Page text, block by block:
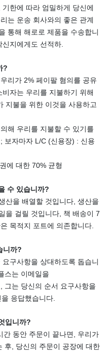
한에 따라 엄밀하게 당신에
는 운송 회사와의 좋은 관계
통해 해로로 제품을 수송합니
지에게도 선적하.
?
리가 2% 페이팔 혐의를 공유
자는 우리를 지불하기 위해
지불을 위한 이것을 사용하고
해 우리를 지불할 수 있기를
보자마자 L/C (신용장) : 신용
에 대한 70% 균형
수 있습니까?
산을 배열할 것입니다, 생산을
을 걸릴 것입니다, 책 배송이 7
목적지 포트에 의존합니다.
니까?
구사항을 상대하도록 돕습니
스는 이메일을
그는 당신의 순서 요구사항을
응답했습니다.
입니까?
간 동안 주문이 끝나면, 우리가
후, 당신의 주문이 공장에 대한